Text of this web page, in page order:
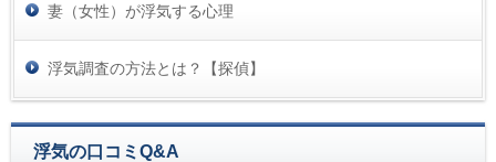
妻（女性）が浮気する心理
浮気調査の方法とは？【探偵】
浮気の口コミQ&A